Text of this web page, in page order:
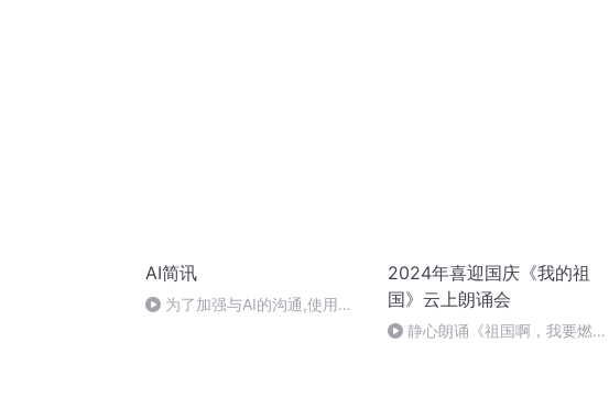
AI简讯
为了加强与AI的沟通,使用特
2024年喜迎国庆《我的祖
国》云上朗诵会
静心朗诵《祖国啊，我要燃